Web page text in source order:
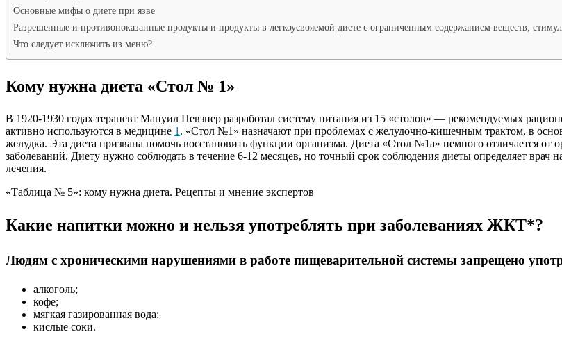
Основные мифы о диете при язве
Разрешенные и противопоказанные продукты и продукты в легкоусвояемой диете с ограниченным содержанием веществ,
Что следует исключить из меню?
Кому нужна диета «Стол № 1»
В 1920-1930 годах терапевт Мануил Певзнер разработал систему питания из 15 «столов» — рекомендуемых
активно используются в медицине 1 . «Стол №1» назначают при проблемах с желудочно-кишечным трактом, в
желудка. Эта диета призвана помочь восстановить функции организма. Диета «Стол №1а» немного отличается
заболеваний. Диету нужно соблюдать в течение 6-12 месяцев, но точный срок соблюдения диеты определяет врач
лечения.
«Таблица № 5»: кому нужна диета. Рецепты и мнение экспертов
Какие напитки можно и нельзя употреблять при заболеваниях ЖКТ*?
Людям с хроническими нарушениями в работе пищеварительной системы запрещено
алкоголь;
кофе;
мягкая газированная вода;
кислые соки.